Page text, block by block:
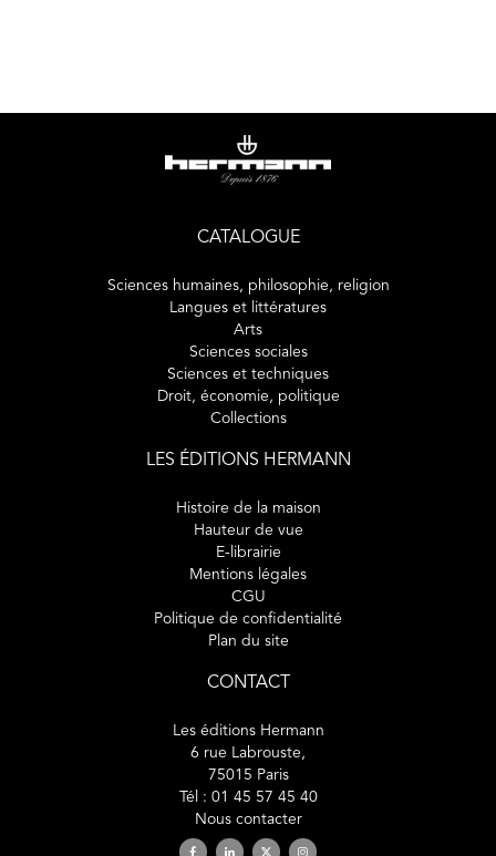
CATALOGUE
Sciences humaines, philosophie, religion
Langues et littératures
Arts
Sciences sociales
Sciences et techniques
Droit, économie, politique
Collections
LES ÉDITIONS HERMANN
Histoire de la maison
Hauteur de vue
E-librairie
Mentions légales
CGU
Politique de confidentialité
Plan du site
CONTACT
Les éditions Hermann
6 rue Labrouste,
75015 Paris
Tél : 01 45 57 45 40
Nous contacter